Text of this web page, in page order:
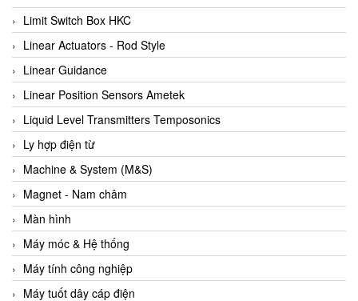
Automatic valve
Aventics
Avproglobal
Axiomtek
AZBIL
B&C Electronics
B&R
Babcok wilcox
Baelz Automatic Vietnam
Bahr Modultechnik Vietnam
Balluff
BamBo Vietnam
Limit Switch Box HKC
Linear Actuators - Rod Style
Linear Guidance
Linear Position Sensors Ametek
Liquid Level Transmitters Temposonics
Ly hợp điện từ
Machine & System (M&S)
Magnet - Nam châm
Màn hình
Máy móc & Hệ thống
Máy tính công nghiệp
Máy tuốt dây cáp điện